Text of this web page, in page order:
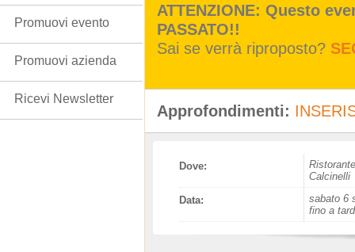
ATTENZIONE: Questo
PASSATO!!
Sai se verrà riproposto?
Approfondimenti:
Dove:
Calcinelli
Data:
sabato 6
fino a
Promuovi evento
Promuovi azienda
Ricevi Newsletter